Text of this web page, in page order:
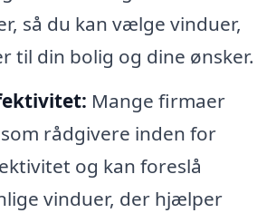
så du kan vælge vinduer,
til din bolig og dine ønsker.
Mange firmaer
rådgivere inden for
og kan foreslå
vinduer, der hjælper